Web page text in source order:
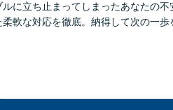
に立ち止まってしまったあなたの
軟な対応を徹底。納得して次の一